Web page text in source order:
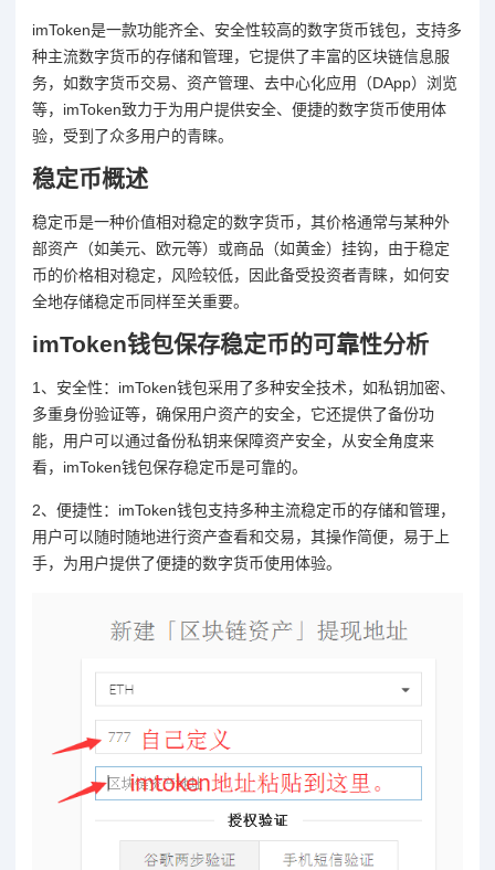
imToken是一款功能齐全、安全性较高的数字货币钱包，支持多
种主流数字货币的存储和管理，它提供了丰富的区块链信息服
务，如数字货币交易、资产管理、去中心化应用（DApp）浏览
等，imToken致力于为用户提供安全、便捷的数字货币使用体
验，受到了众多用户的青睐。
稳定币概述
稳定币是一种价值相对稳定的数字货币，其价格通常与某种外
部资产（如美元、欧元等）或商品（如黄金）挂钩，由于稳定
币的价格相对稳定，风险较低，因此备受投资者青睐，如何安
全地存储稳定币同样至关重要。
imToken钱包保存稳定币的可靠性分析
1、安全性：imToken钱包采用了多种安全技术，如私钥加密、
多重身份验证等，确保用户资产的安全，它还提供了备份功
能，用户可以通过备份私钥来保障资产安全，从安全角度来
看，imToken钱包保存稳定币是可靠的。
2、便捷性：imToken钱包支持多种主流稳定币的存储和管理，
用户可以随时随地进行资产查看和交易，其操作简便，易于上
手，为用户提供了便捷的数字货币使用体验。